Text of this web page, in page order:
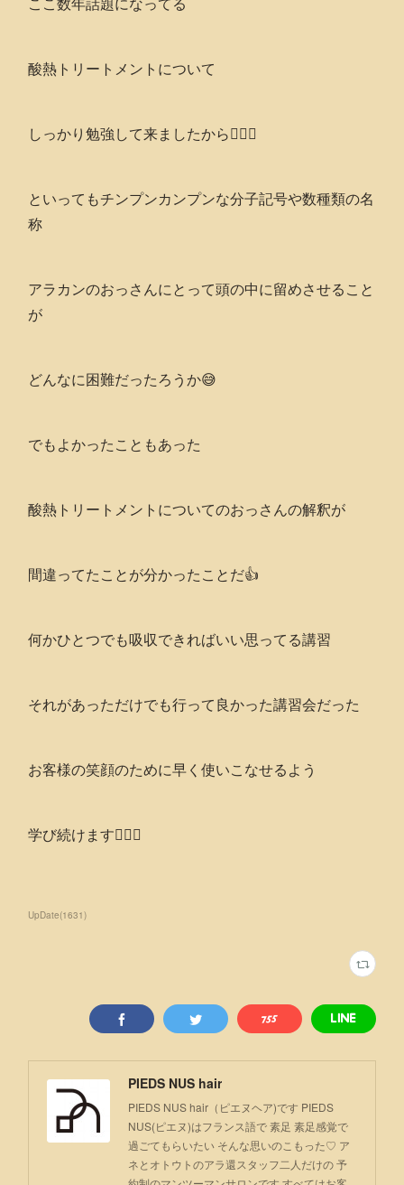
酸熱トリートメントについて
しっかり勉強して来ましたから🙋🏻‍♂️
といってもチンプンカンプンな分子記号や数種類の名
称
アラカンのおっさんにとって頭の中に留めさせること
が
どんなに困難だったろうか😅
でもよかったこともあった
酸熱トリートメントについてのおっさんの解釈が
間違ってたことが分かったことだ👍
何かひとつでも吸収できればいい思ってる講習
それがあっただけでも行って良かった講習会だった
お客様の笑顔のために早く使いこなせるよう
学び続けます🙋🏻‍♂️
UpDate(1631)
PIEDS NUS hair
PIEDS NUS hair（ピエヌヘア)です PIEDS
NUS(ピエヌ)はフランス語で 素足 素足感覚で
過ごてもらいたい そんな思いのこもった♡ ア
ネとオトウトのアラ還スタッフ二人だけの 予